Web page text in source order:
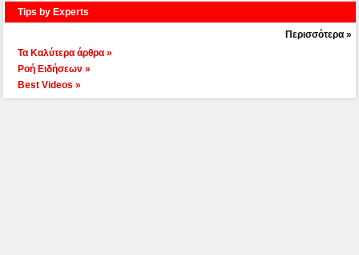
Tips by Experts
Περισσότερα »
Τα Καλύτερα άρθρα »
Ροή Ειδήσεων »
Best Videos »